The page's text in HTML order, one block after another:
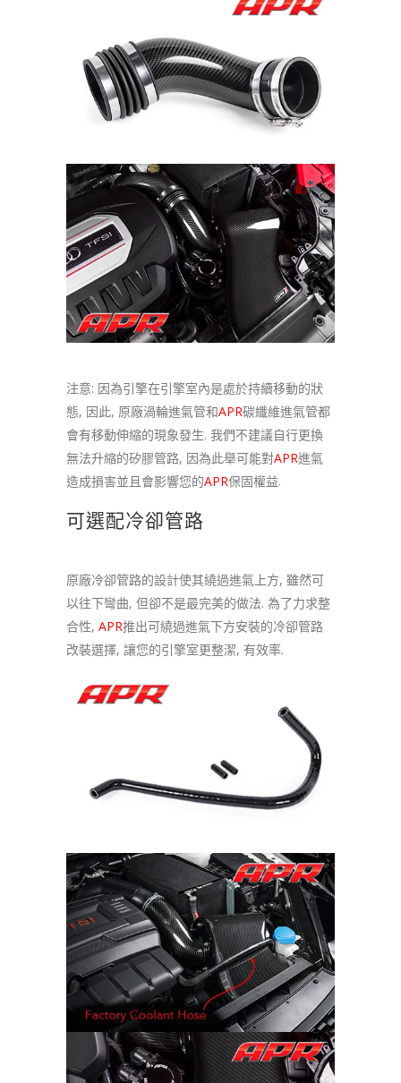
注意: 因為引擎在引擎室內是處於持續移動的狀
態, 因此, 原廠渦輪進氣管和APR碳纖維進氣管都
會有移動伸縮的現象發生. 我們不建議自行更換
無法升縮的矽膠管路, 因為此舉可能對APR進氣
造成損害並且會影響您的APR保固權益.
可選配冷卻管路
原廠冷卻管路的設計使其繞過進氣上方, 雖然可
以往下彎曲, 但卻不是最完美的做法. 為了力求整
合性, APR推出可繞過進氣下方安裝的冷卻管路
改裝選擇, 讓您的引擎室更整潔, 有效率.